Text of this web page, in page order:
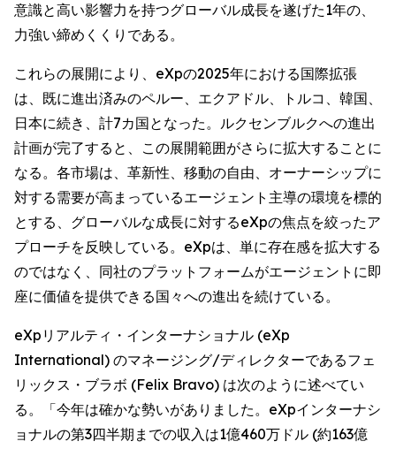
意識と高い影響力を持つグローバル成長を遂げた1年の、
力強い締めくくりである。
これらの展開により、eXpの2025年における国際拡張
は、既に進出済みのペルー、エクアドル、トルコ、韓国、
日本に続き、計7カ国となった。ルクセンブルクへの進出
計画が完了すると、この展開範囲がさらに拡大することに
なる。各市場は、革新性、移動の自由、オーナーシップに
対する需要が高まっているエージェント主導の環境を標的
とする、グローバルな成長に対するeXpの焦点を絞ったア
プローチを反映している。eXpは、単に存在感を拡大する
のではなく、同社のプラットフォームがエージェントに即
座に価値を提供できる国々への進出を続けている。
eXpリアルティ・インターナショナル (eXp
International) のマネージング/ディレクターであるフェ
リックス・ブラボ (Felix Bravo) は次のように述べてい
る。「今年は確かな勢いがありました。eXpインターナシ
ョナルの第3四半期までの収入は1億460万ドル (約163億